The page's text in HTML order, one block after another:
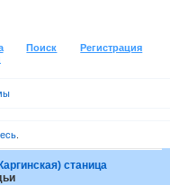
Поиск
Регистрация
.
станица